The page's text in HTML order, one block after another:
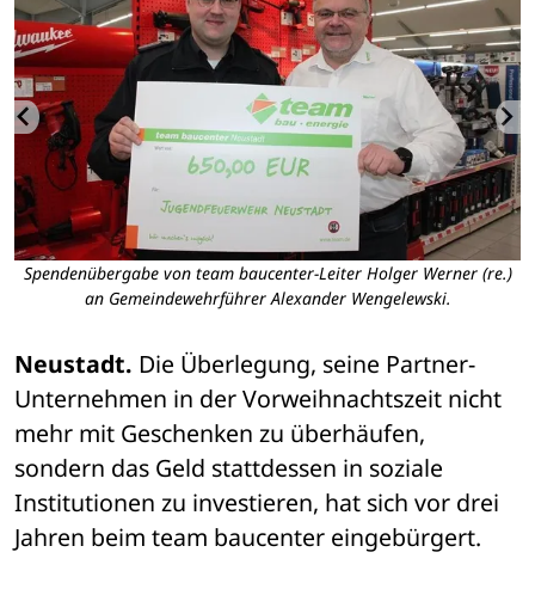
Spendenübergabe von team baucenter-Leiter Holger Werner (re.)
an Gemeindewehrführer Alexander Wengelewski.
Neustadt. Die Überlegung, seine Partner-
Unternehmen in der Vorweihnachtszeit nicht
mehr mit Geschenken zu überhäufen,
sondern das Geld stattdessen in soziale
Institutionen zu investieren, hat sich vor drei
Jahren beim team baucenter eingebürgert.